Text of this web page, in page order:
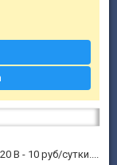
В - 10 руб/сутки....